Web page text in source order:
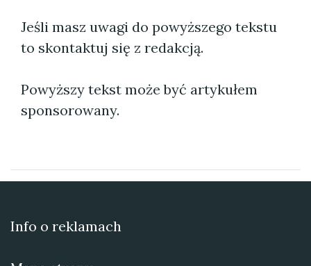
Jeśli masz uwagi do powyższego tekstu
to skontaktuj się z redakcją.
Powyższy tekst może być artykułem
sponsorowany.
Info o reklamach